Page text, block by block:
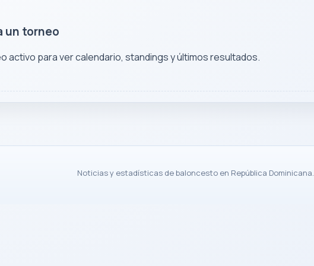
un torneo
activo para ver calendario, standings y últimos resultados.
Noticias y estadísticas de baloncesto en República Dominicana.